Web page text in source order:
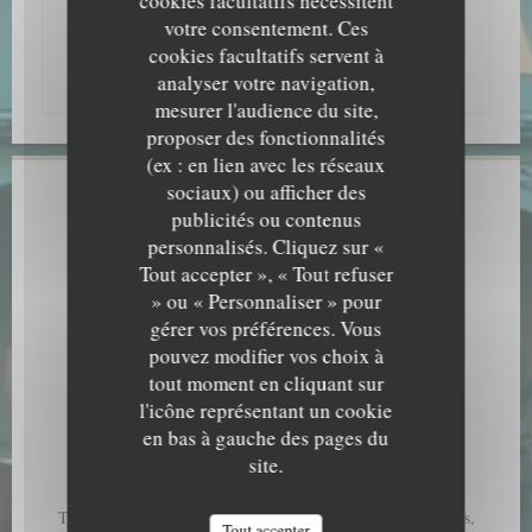
votre consentement. Ces
cookies facultatifs servent à
analyser votre navigation,
mesurer l'audience du site,
proposer des fonctionnalités
(ex : en lien avec les réseaux
sociaux) ou afficher des
publicités ou contenus
personnalisés. Cliquez sur «
Tout accepter », « Tout refuser
» ou « Personnaliser » pour
gérer vos préférences. Vous
pouvez modifier vos choix à
tout moment en cliquant sur
l'icône représentant un cookie
en bas à gauche des pages du
site.
Corses en rouge, blanc, rosé et muscat, les bières
Corses brassées à la châtaigne ou aux herbes du
maquis et nos liqueurs et digestifs Corses.
Infos pratiques
Cuisine
Meditérranéenne , Corse
Type de restaurant
BAR A VINS-BISTROT-RESTAURANT, Restaurant
Traditionnel, Bar Restaurant & Tapas
Services
Air conditionné - Climatisation, Privatisation
Ticket Restaurant, Paiement Sans Contact, American Express,
A CANTINA COMPTOIR CORSE